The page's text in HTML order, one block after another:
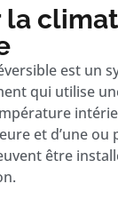
la
est un
qui utilise
et d’une ou
être